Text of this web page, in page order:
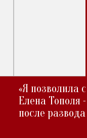
«Я позволила
Елена Тополя
после развода